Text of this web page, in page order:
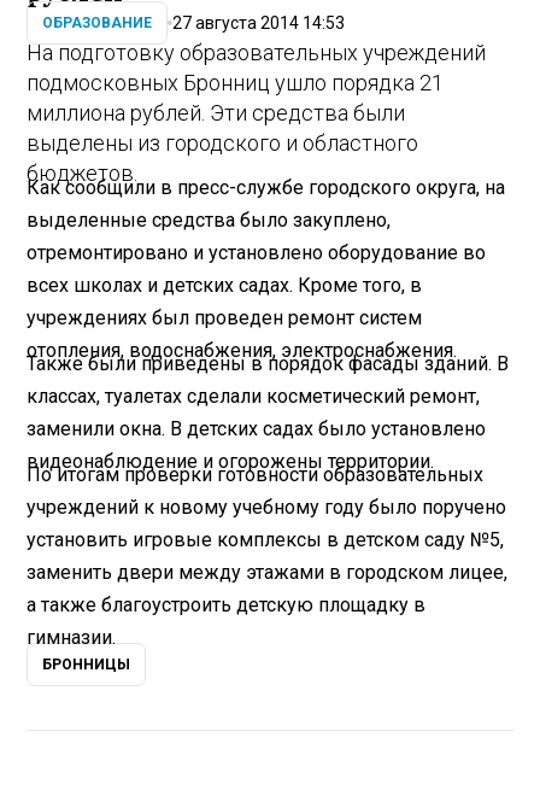
ОБРАЗОВАНИЕ 27 августа 2014 14:53
На подготовку образовательных учреждений
подмосковных Бронниц ушло порядка 21
миллиона рублей. Эти средства были
выделены из городского и областного
бюджетов.
Как сообщили в пресс-службе городского округа, на
выделенные средства было закуплено,
отремонтировано и установлено оборудование во
всех школах и детских садах. Кроме того, в
учреждениях был проведен ремонт систем
отопления, водоснабжения, электроснабжения.
Также были приведены в порядок фасады зданий. В
классах, туалетах сделали косметический ремонт,
заменили окна. В детских садах было установлено
видеонаблюдение и огорожены территории.
По итогам проверки готовности образовательных
учреждений к новому учебному году было поручено
установить игровые комплексы в детском саду №5,
заменить двери между этажами в городском лицее,
а также благоустроить детскую площадку в
гимназии.
БРОННИЦЫ